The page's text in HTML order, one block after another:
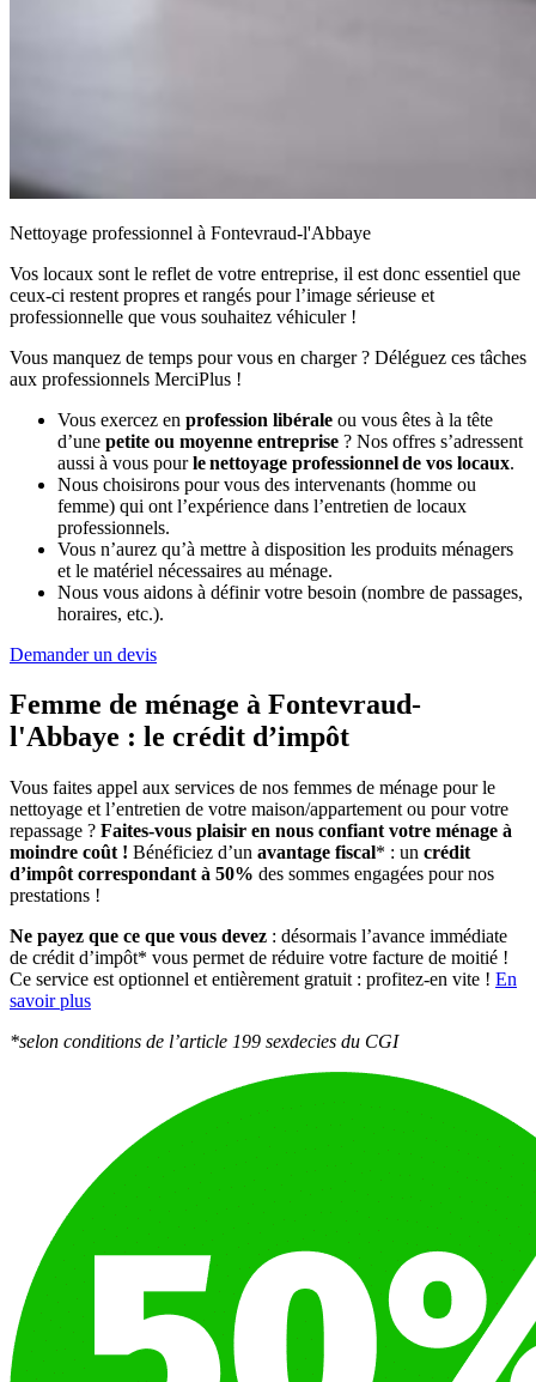
Nettoyage professionnel à Fontevraud-l'Abbaye
Vos locaux sont le reflet de votre entreprise, il est donc essentiel que
ceux-ci restent propres et rangés pour l’image sérieuse et
professionnelle que vous souhaitez véhiculer !
Vous manquez de temps pour vous en charger ? Déléguez ces tâches
aux professionnels MerciPlus !
Vous exercez en profession libérale ou vous êtes à la tête
d’une petite ou moyenne entreprise ? Nos offres s’adressent
aussi à vous pourle nettoyage professionnel de vos locaux.
Nous choisirons pour vous des intervenants (homme ou
femme) qui ont l’expérience dans l’entretien de locaux
professionnels.
Vous n’aurez qu’à mettre à disposition les produits ménagers
et le matériel nécessaires au ménage.
Nous vous aidons à définir votre besoin (nombre de passages,
horaires, etc.).
Demander un devis
Femme de ménage à Fontevraud-
l'Abbaye : le crédit d’impôt
Vous faites appel aux services de nos femmes de ménage pour le
nettoyage et l’entretien de votre maison/appartement ou pour votre
repassage ? Faites-vous plaisir en nous confiant votre ménage à
moindre coût ! Bénéficiez d’un avantage fiscal* : un crédit
d’impôt correspondant à 50% des sommes engagées pour nos
prestations !
Ne payez que ce que vous devez : désormais l’avance immédiate
de crédit d’impôt* vous permet de réduire votre facture de moitié !
Ce service est optionnel et entièrement gratuit : profitez-en vite ! En
savoir plus
*selon conditions de l’article 199 sexdecies du CGI